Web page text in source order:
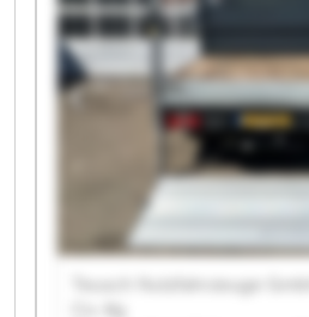
Nutzfahrzeuge Gmbh & Co. Kg
Gmbh & Co. Kg Teusch
Teusch Nutzfahrzeuge Gmbh &
Nutzfahrzeuge Gmbh & Co. Kg
Gmbh & Co. Kg Teusch
Teusch Nutzfahrzeuge Gmbh &
Nutzfahrzeuge Gmbh & Co. Kg
Gmbh & Co. Kg Teusch
Teusch Nutzfahrzeuge